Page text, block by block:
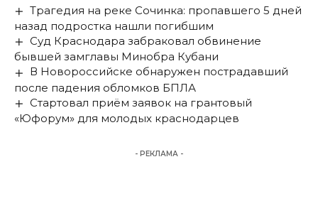
Трагедия на реке Сочинка: пропавшего 5 дней
назад подростка нашли погибшим
Суд Краснодара забраковал обвинение
бывшей замглавы Минобра Кубани
В Новороссийске обнаружен пострадавший
после падения обломков БПЛА
Стартовал приём заявок на грантовый
«Юфорум» для молодых краснодарцев
- РЕКЛАМА -